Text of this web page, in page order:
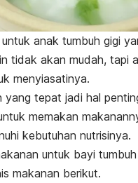
anak tumbuh gigi
tidak akan mudah, tapi
menyiasatinya.
yang tepat jadi hal
memakan
kebutuhan nutrisinya.
untuk bayi tumbuh
makanan berikut.